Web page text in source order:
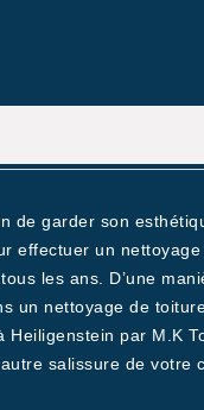
de garder son
effectuer un nettoyage
les ans. D’une
un nettoyage de
par M.K
salissure de votre